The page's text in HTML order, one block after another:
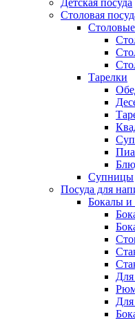
Детская посуда
Столовая
Тарелки
Супницы
Посуда для
Бокалы и
Для